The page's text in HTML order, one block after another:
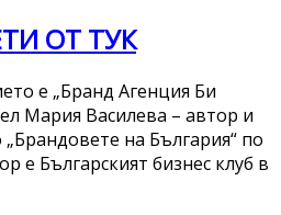
ОТ ТУК
е „Бранд Агенция Би
Мария Василева – автор и
на България“ по
е Българският бизнес клуб в